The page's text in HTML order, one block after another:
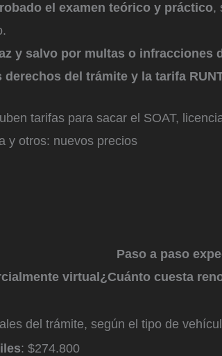
el examen teórico y práctico,
y salvo por multas o infracciones
derechos del trámite y la tarifa
tarifas para sacar el SOAT,
y otros: nuevos precios
Paso a paso
virtual ¿Cuánto cuesta
del trámite, según el tipo de
: $274.800